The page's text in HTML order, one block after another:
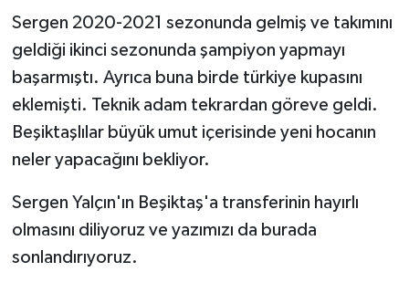
Sergen 2020-2021 sezonunda gelmiş ve takımını
geldiği ikinci sezonunda şampiyon yapmayı
başarmıştı. Ayrıca buna birde türkiye kupasını
eklemişti. Teknik adam tekrardan göreve geldi.
Beşiktaşlılar büyük umut içerisinde yeni hocanın
neler yapacağını bekliyor.
Sergen Yalçın'ın Beşiktaş'a transferinin hayırlı
olmasını diliyoruz ve yazımızı da burada
sonlandırıyoruz.